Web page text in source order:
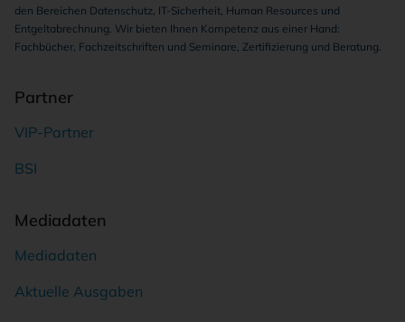
den Bereichen Datenschutz, IT-Sicherheit, Human Resources und
Entgeltabrechnung. Wir bieten Ihnen Kompetenz aus einer Hand:
Fachbücher, Fachzeitschriften und Seminare, Zertifizierung und Beratung.
Partner
VIP-Partner
BSI
Mediadaten
Mediadaten
Aktuelle Ausgaben